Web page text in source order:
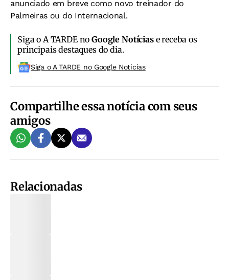
anunciado em breve como novo treinador do
Palmeiras ou do Internacional.
Siga o A TARDE noGoogle Notíciase receba os
principais destaques do dia.
Siga o A TARDE no Google Noticias
Compartilhe essa notícia com seus
amigos
Relacionadas